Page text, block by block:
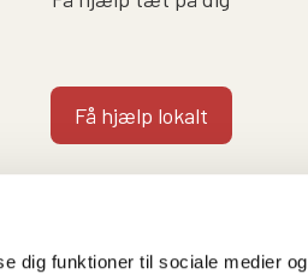
dig funktioner til sociale medier og
Få hjælp lokalt